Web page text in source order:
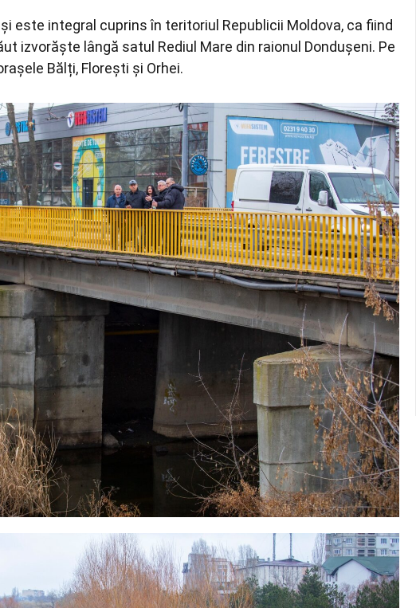
este integral cuprins în teritoriul Republicii Moldova, ca fiind
izvorăște lângă satul Rediul Mare din raionul Dondușeni. Pe
Bălți, Florești și Orhei.